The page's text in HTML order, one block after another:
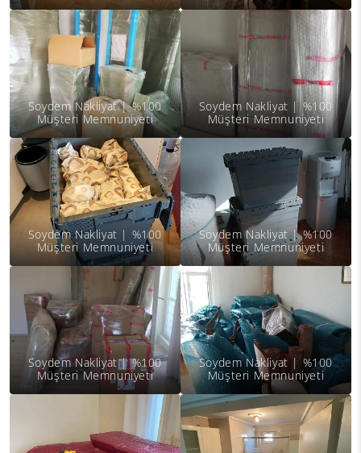
Soydem Nakliyat | %100
Müşteri Memnuniyeti
Soydem Nakliyat | %100
Müşteri Memnuniyeti
Soydem Nakliyat | %100
Müşteri Memnuniyeti
Soydem Nakliyat | %100
Müşteri Memnuniyeti
Soydem Nakliyat | %100
Müşteri Memnuniyeti
Soydem Nakliyat | %100
Müşteri Memnuniyeti